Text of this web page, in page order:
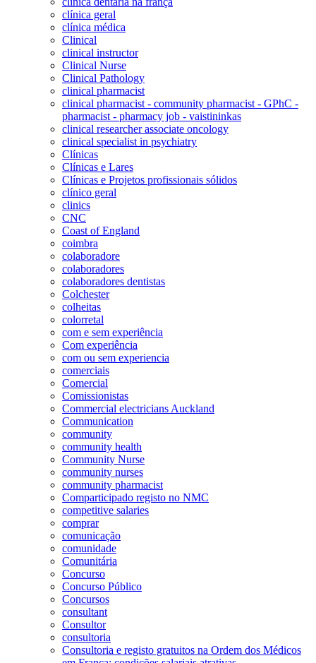
clínica geral
clínica médica
Clinical
clinical instructor
Clinical Nurse
Clinical Pathology
clinical pharmacist
clinical pharmacist - community pharmacist - GPhC -
pharmacist - pharmacy job - vaistininkas
clinical researcher associate oncology
clinical specialist in psychiatry
Clínicas
Clínicas e Lares
Clínicas e Projetos profissionais sólidos
clínico geral
clinics
CNC
Coast of England
coimbra
colaboradore
colaboradores
colaboradores dentistas
Colchester
colheitas
colorretal
com e sem experiência
Com experiência
com ou sem experiencia
comerciais
Comercial
Comissionistas
Commercial electricians Auckland
Communication
community
community health
Community Nurse
community nurses
community pharmacist
Comparticipado registo no NMC
competitive salaries
comprar
comunicação
comunidade
Comunitária
Concurso
Concurso Público
Concursos
consultant
Consultor
consultoria
Consultoria e registo gratuitos na Ordem dos Médicos